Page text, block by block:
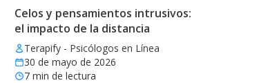
Celos y pensamientos intrusivos:
el impacto de la distancia
Terapify - Psicólogos en Línea
30 de mayo de 2026
7min de lectura